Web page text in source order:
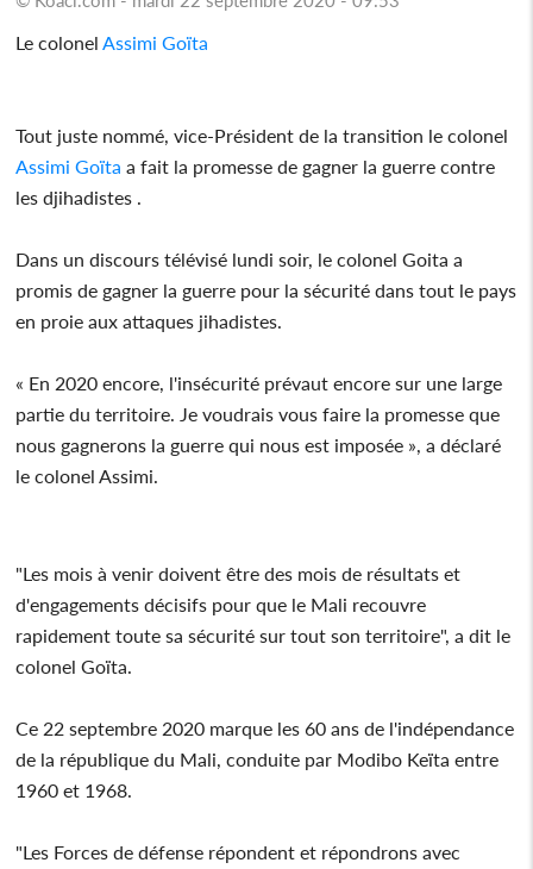
Le colonel Assimi Goïta
Tout juste nommé, vice-Président de la transition le colonel
Assimi Goïta a fait la promesse de gagner la guerre contre
les djihadistes .
Dans un discours télévisé lundi soir, le colonel Goita a
promis de gagner la guerre pour la sécurité dans tout le pays
en proie aux attaques jihadistes.
« En 2020 encore, l'insécurité prévaut encore sur une large
partie du territoire. Je voudrais vous faire la promesse que
nous gagnerons la guerre qui nous est imposée », a déclaré
le colonel Assimi.
"Les mois à venir doivent être des mois de résultats et
d'engagements décisifs pour que le Mali recouvre
rapidement toute sa sécurité sur tout son territoire", a dit le
colonel Goïta.
Ce 22 septembre 2020 marque les 60 ans de l'indépendance
de la république du Mali, conduite par Modibo Keïta entre
1960 et 1968.
"Les Forces de défense répondent et répondrons avec